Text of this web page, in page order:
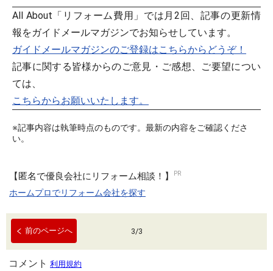
All About「リフォーム費用」では月2回、記事の更新情
報をガイドメールマガジンでお知らせしています。
ガイドメールマガジンのご登録はこちらからどうぞ！
記事に関する皆様からのご意見・ご感想、ご要望につい
ては、
こちらからお願いいたします。
※記事内容は執筆時点のものです。最新の内容をご確認くださ
い。
【匿名で優良会社にリフォーム相談！】
ホームプロでリフォーム会社を探す
前のページへ 3/3